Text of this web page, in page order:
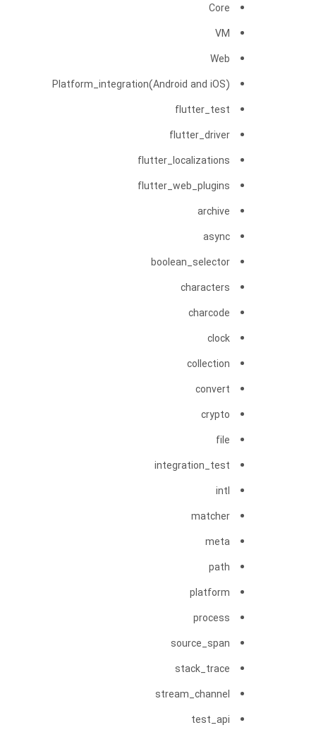
Core
VM
Web
Platform_integration(Android and iOS)
flutter_test
flutter_driver
flutter_localizations
flutter_web_plugins
archive
async
boolean_selector
characters
charcode
clock
collection
convert
crypto
file
integration_test
intl
matcher
meta
path
platform
process
source_span
stack_trace
stream_channel
test_api